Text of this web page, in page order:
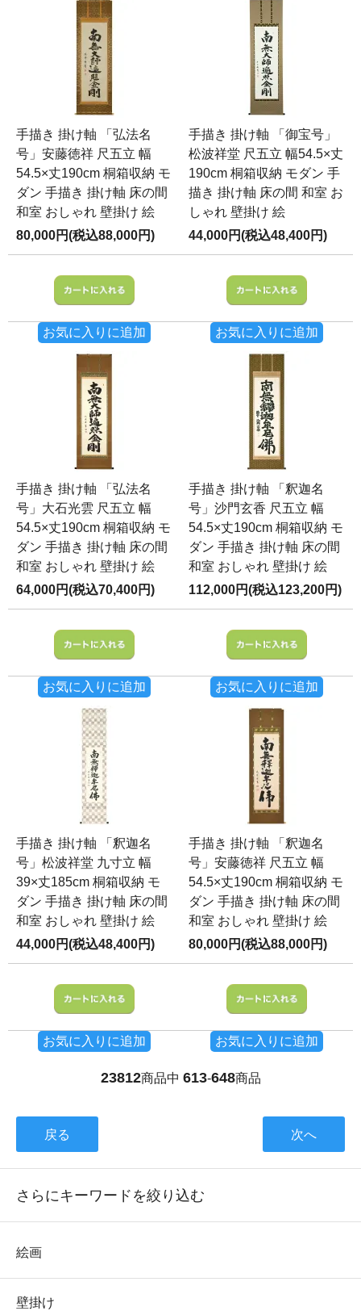
手描き 掛け軸 「弘法名
号」安藤徳祥 尺五立 幅
54.5×丈190cm 桐箱収納 モ
ダン 手描き 掛け軸 床の間
和室 おしゃれ 壁掛け 絵
80,000円(税込88,000円)
お気に入りに追加
手描き 掛け軸 「御宝号」
松波祥堂 尺五立 幅54.5×丈
190cm 桐箱収納 モダン 手
描き 掛け軸 床の間 和室 お
しゃれ 壁掛け 絵
44,000円(税込48,400円)
お気に入りに追加
手描き 掛け軸 「弘法名
号」大石光雲 尺五立 幅
54.5×丈190cm 桐箱収納 モ
ダン 手描き 掛け軸 床の間
和室 おしゃれ 壁掛け 絵
64,000円(税込70,400円)
お気に入りに追加
手描き 掛け軸 「釈迦名
号」沙門玄香 尺五立 幅
54.5×丈190cm 桐箱収納 モ
ダン 手描き 掛け軸 床の間
和室 おしゃれ 壁掛け 絵
112,000円(税込123,200円)
お気に入りに追加
手描き 掛け軸 「釈迦名
号」松波祥堂 九寸立 幅
39×丈185cm 桐箱収納 モ
ダン 手描き 掛け軸 床の間
和室 おしゃれ 壁掛け 絵
44,000円(税込48,400円)
お気に入りに追加
手描き 掛け軸 「釈迦名
号」安藤徳祥 尺五立 幅
54.5×丈190cm 桐箱収納 モ
ダン 手描き 掛け軸 床の間
和室 おしゃれ 壁掛け 絵
80,000円(税込88,000円)
お気に入りに追加
23812商品中 613-648商品
戻る 次へ
さらにキーワードを絞り込む
絵画
壁掛け